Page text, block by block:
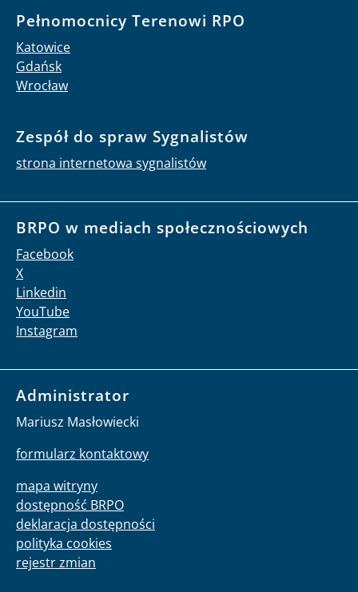
Pełnomocnicy Terenowi RPO
Katowice
Gdańsk
Wrocław
Zespół do spraw Sygnalistów
strona internetowa sygnalistów
BRPO w mediach społecznościowych
Facebook
X
Linkedin
YouTube
Instagram
Administrator
Mariusz Masłowiecki
formularz kontaktowy
mapa witryny
dostępność BRPO
deklaracja dostępności
polityka cookies
rejestr zmian